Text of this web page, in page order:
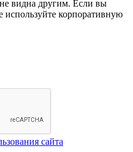
видна другим. Если вы
используйте корпоративную
сайта